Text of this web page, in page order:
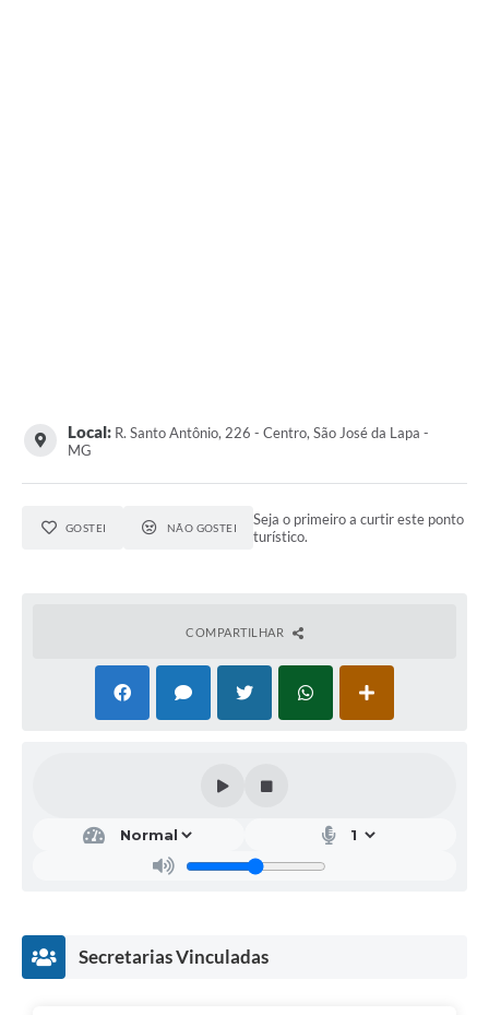
Local: R. Santo Antônio, 226 - Centro, São José da Lapa -
MG
GOSTEI NÃO GOSTEI
Seja o primeiro a curtir este ponto
turístico.
COMPARTILHAR
Secretarias Vinculadas